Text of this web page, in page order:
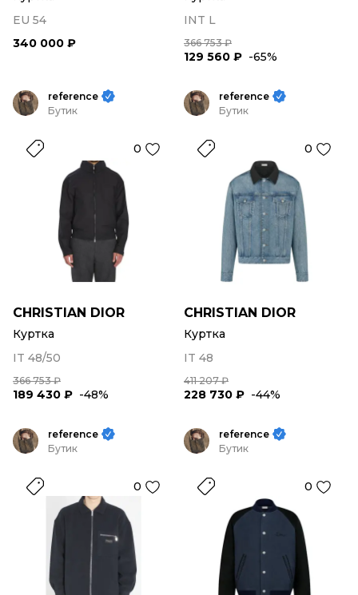
EU 54
340 000 ₽
INT L
366 753 ₽
129 560 ₽ -65%
reference
Бутик
0
CHRISTIAN DIOR
Куртка
IT 48/50
366 753 ₽
189 430 ₽ -48%
reference
Бутик
0
CHRISTIAN DIOR
Куртка
IT 48
411 207 ₽
228 730 ₽ -44%
reference
Бутик
0
reference
Бутик
0